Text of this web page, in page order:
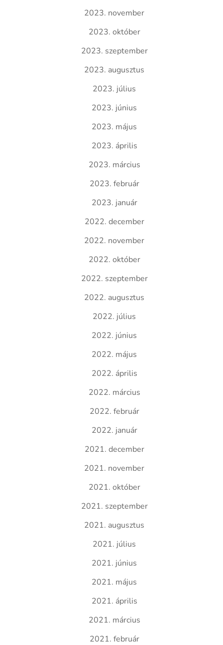
2023. november
2023. október
2023. szeptember
2023. augusztus
2023. július
2023. június
2023. május
2023. április
2023. március
2023. február
2023. január
2022. december
2022. november
2022. október
2022. szeptember
2022. augusztus
2022. július
2022. június
2022. május
2022. április
2022. március
2022. február
2022. január
2021. december
2021. november
2021. október
2021. szeptember
2021. augusztus
2021. július
2021. június
2021. május
2021. április
2021. március
2021. február